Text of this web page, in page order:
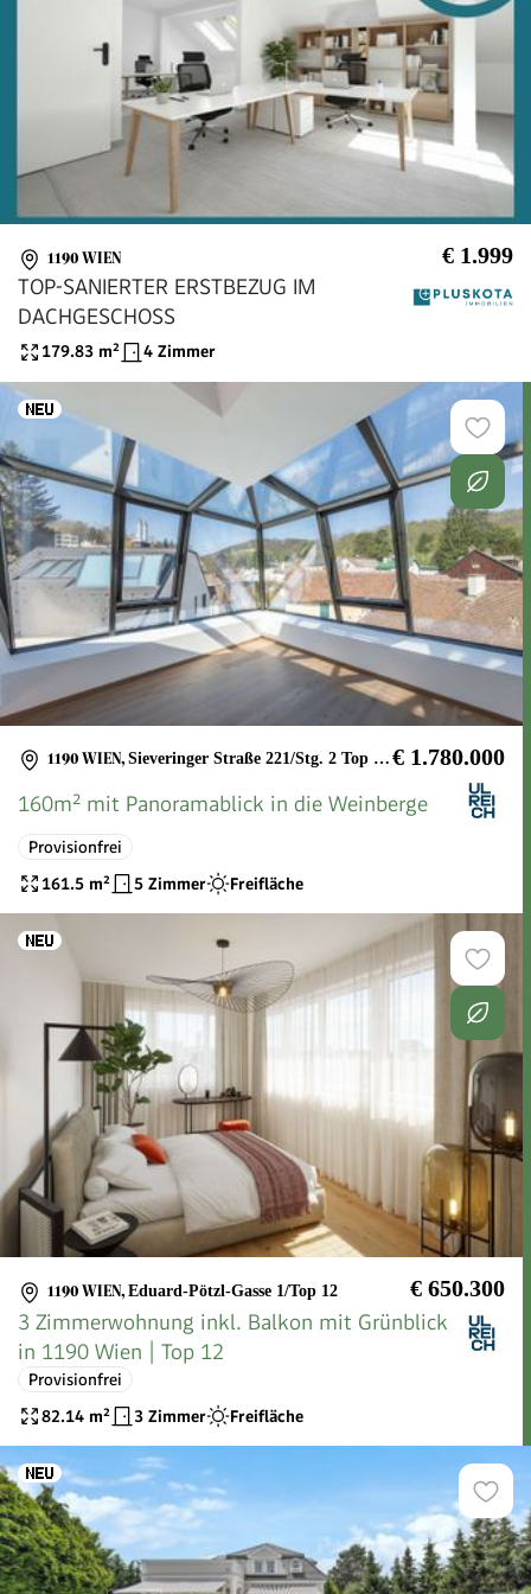
1190 WIEN € 1.999
TOP-SANIERTER ERSTBEZUG IM
DACHGESCHOSS
179.83 m² 4 Zimmer
1190 WIEN, Sieveringer Straße 221/Stg. 2 Top 03 + 04 € 1.780.000
160m² mit Panoramablick in die Weinberge
Provisionfrei
161.5 m² 5 Zimmer Freifläche
1190 WIEN, Eduard-Pötzl-Gasse 1/Top 12 € 650.300
3 Zimmerwohnung inkl. Balkon mit Grünblick
in 1190 Wien | Top 12
Provisionfrei
82.14 m² 3 Zimmer Freifläche